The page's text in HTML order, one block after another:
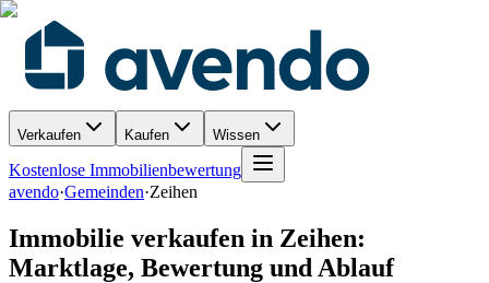
Verkaufen Kaufen Wissen
Kostenlose Immobilienbewertung
avendo·Gemeinden·Zeihen
Immobilie verkaufen in Zeihen:
Marktlage, Bewertung und Ablauf